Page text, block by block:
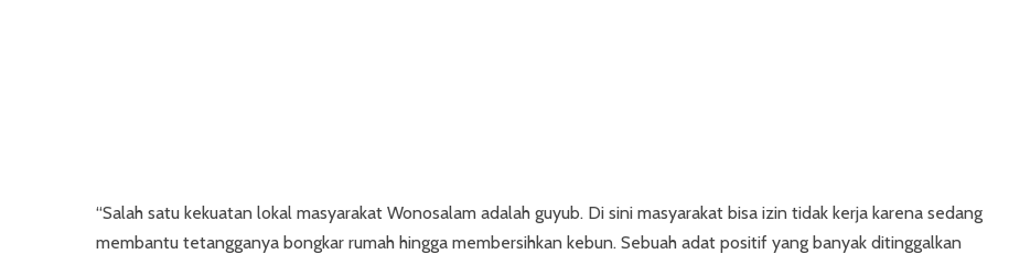
“Salah satu kekuatan lokal masyarakat Wonosalam adalah guyub. Di sini masyarakat bisa izin tidak kerja karena sedang
membantu tetangganya bongkar rumah hingga membersihkan kebun. Sebuah adat positif yang banyak ditinggalkan